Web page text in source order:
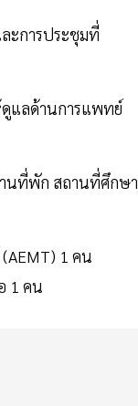
ะการประชุมที่
ดูแลด้านการแพทย์
านที่พัก สถานที่ศึกษา
1 คน
1 คน